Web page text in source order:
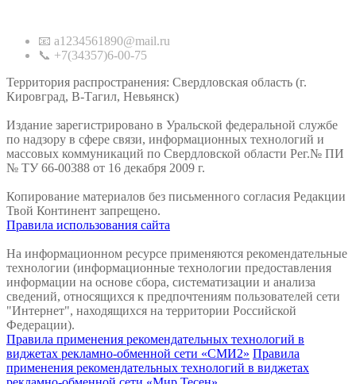
📧 a1234561890@mail.ru
📞 +7(34357)6-00-75
Территория распространения: Свердловская область (г.
Кировград, В-Тагил, Невьянск)
Издание зарегистрировано в Уральской федеральной службе
по надзору в сфере связи, информационных технологий и
массовых коммуникаций по Свердловской области Рег.№ ПИ
№ ТУ 66-00388 от 16 декабря 2009 г.
Копирование материалов без письменного согласия Редакции
Твой Континент запрещено.
Правила использования сайта
На информационном ресурсе применяются рекомендательные
технологии (информационные технологии предоставления
информации на основе сбора, систематизации и анализа
сведений, относящихся к предпочтениям пользователей сети
"Интернет", находящихся на территории Российской
Федерации).
Правила применения рекомендательных технологий в
виджетах рекламно-обменной сети «СМИ2» Правила
применения рекомендательных технологий в виджетах